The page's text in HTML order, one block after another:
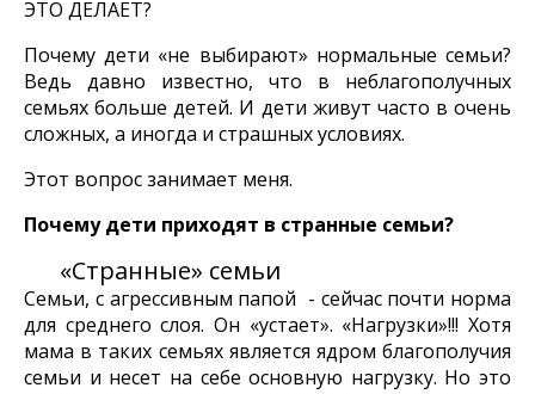
ЭТО ДЕЛАЕТ?
Почему дети «не выбирают» нормальные семьи?
Ведь давно известно, что в неблагополучных
семьях больше детей. И дети живут часто в очень
сложных, а иногда и страшных условиях.
Этот вопрос занимает меня.
Почему дети приходят в странные семьи?
«Странные» семьи
Семьи, с агрессивным папой - сейчас почти норма
для среднего слоя. Он «устает». «Нагрузки»!!! Хотя
мама в таких семьях является ядром благополучия
семьи и несет на себе основную нагрузку. Но это